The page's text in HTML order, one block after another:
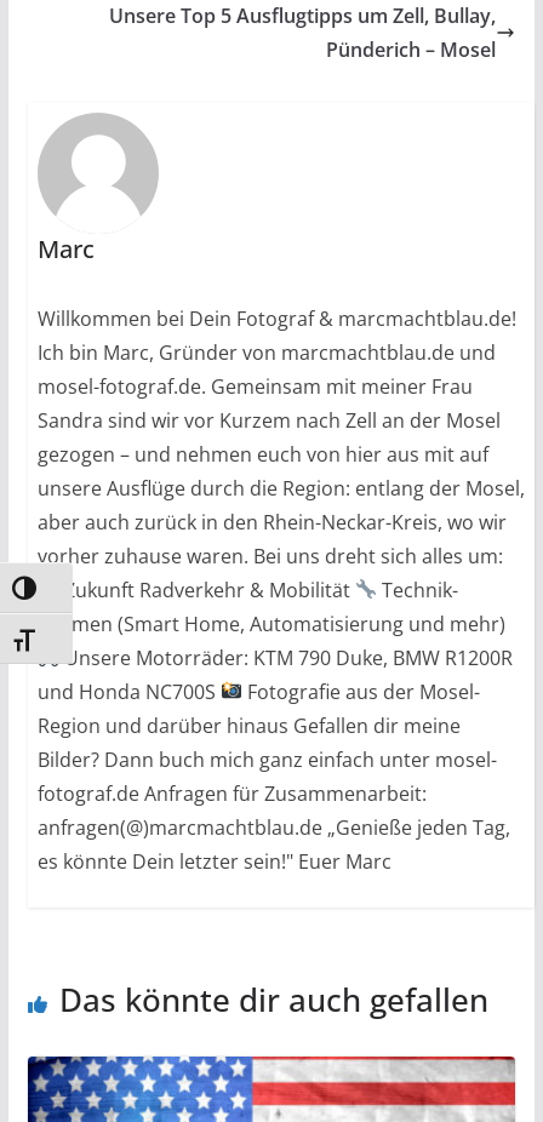
Umschalten auf hohe Kontraste
Schrift vergrößern
Unsere Top 5 Ausflugtipps um Zell, Bullay,
Pünderich – Mosel
Marc
Willkommen bei Dein Fotograf & marcmachtblau.de!
Ich bin Marc, Gründer von marcmachtblau.de und
mosel-fotograf.de. Gemeinsam mit meiner Frau
Sandra sind wir vor Kurzem nach Zell an der Mosel
gezogen – und nehmen euch von hier aus mit auf
unsere Ausflüge durch die Region: entlang der Mosel,
aber auch zurück in den Rhein-Neckar-Kreis, wo wir
vorher zuhause waren. Bei uns dreht sich alles um:
Zukunft Radverkehr & Mobilität
Technik-
Themen (Smart Home, Automatisierung und mehr)
Unsere Motorräder: KTM 790 Duke, BMW R1200R
und Honda NC700S
Fotografie aus der Mosel-
Region und darüber hinaus Gefallen dir meine
Bilder? Dann buch mich ganz einfach unter mosel-
fotograf.de Anfragen für Zusammenarbeit:
anfragen(@)marcmachtblau.de „Genieße jeden Tag,
es könnte Dein letzter sein!" Euer Marc
Das könnte dir auch gefallen